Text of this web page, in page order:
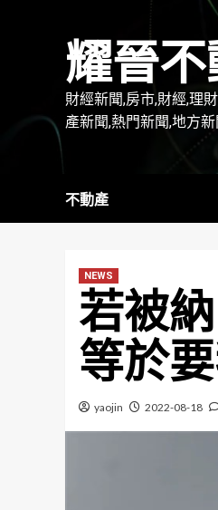
耀晉
財經新聞,房市,財經,理
產新聞,熱門新聞,地方
不動產
NEWS
若被
等於
yaojin 2022-08-18